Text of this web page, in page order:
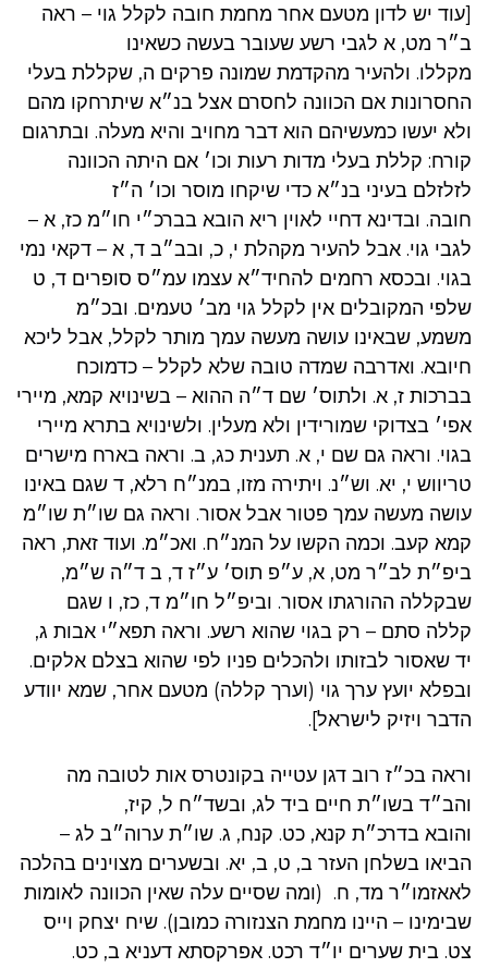
[עוד יש לדון מטעם אחר מחמת חובה לקלל גוי – ראה
ב״ר מט, א לגבי רשע שעובר בעשה כשאינו
מקללו. ולהעיר מהקדמת שמונה פרקים ה, שקללת בעלי
החסרונות אם הכוונה לחסרם אצל בנ״א שיתרחקו מהם
ולא יעשו כמעשיהם הוא דבר מחויב והיא מעלה. ובתרגום
קורח: קללת בעלי מדות רעות וכו׳ אם היתה הכוונה
לזלזלם בעיני בנ״א כדי שיקחו מוסר וכו׳ ה״ז
חובה. ובדינא דחיי לאוין ריא הובא בברכ״י חו״מ כז, א –
לגבי גוי. אבל להעיר מקהלת י, כ, ובב״ב ד, א – דקאי נמי
בגוי. ובכסא רחמים להחיד״א עצמו עמ״ס סופרים ד, ט
שלפי המקובלים אין לקלל גוי מב׳ טעמים. ובכ״מ
משמע, שבאינו עושה מעשה עמך מותר לקלל, אבל ליכא
חיובא. ואדרבה שמדה טובה שלא לקלל – כדמוכח
בברכות ז, א. ולתוס׳ שם ד״ה ההוא – בשינויא קמא, מיירי
אפי׳ בצדוקי שמורידין ולא מעלין. ולשינויא בתרא מיירי
בגוי. וראה גם שם י, א. תענית כג, ב. וראה בארח מישרים
טריווש י, יא. וש״נ. ויתירה מזו, במנ״ח רלא, ד שגם באינו
עושה מעשה עמך פטור אבל אסור. וראה גם שו״ת שו״מ
קמא קעב. וכמה הקשו על המנ״ח. ואכ״מ. ועוד זאת, ראה
ביפ״ת לב״ר מט, א, ע״פ תוס׳ ע״ז ד, ב ד״ה ש״מ,
שבקללה ההורגתו אסור. וביפ״ל חו״מ ד, כז, ו שגם
קללה סתם – רק בגוי שהוא רשע. וראה תפא״י אבות ג,
יד שאסור לבזותו ולהכלים פניו לפי שהוא בצלם אלקים.
ובפלא יועץ ערך גוי (וערך קללה) מטעם אחר, שמא יוודע
הדבר ויזיק לישראל].
וראה בכ״ז רוב דגן עטייה בקונטרס אות לטובה מה
והב״ד בשו״ת חיים ביד לג, ובשד״ח ל, קיז,
והובא בדרכ״ת קנא, כט. קנח, ג. שו״ת ערוה״ב לג –
הביאו בשלחן העזר ב, ט, ב, יא. ובשערים מצוינים בהלכה
לאאזמו״ר מד, ח. (ומה שסיים עלה שאין הכוונה לאומות
שבימינו – היינו מחמת הצנזורה כמובן). שיח יצחק וייס
צט. בית שערים יו״ד רכט. אפרקסתא דעניא ב, כט.